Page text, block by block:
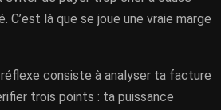
C’est là que se joue une vraie marge
consiste à analyser ta facture
trois points : ta puissance